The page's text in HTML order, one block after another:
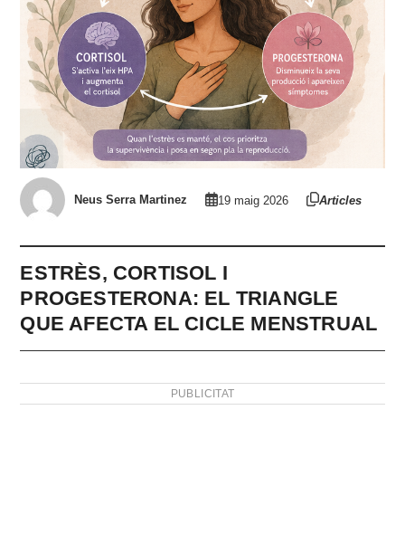
Neus Serra Martinez 19 maig 2026 Articles
ESTRÈS, CORTISOL I
PROGESTERONA: EL TRIANGLE
QUE AFECTA EL CICLE MENSTRUAL
PUBLICITAT